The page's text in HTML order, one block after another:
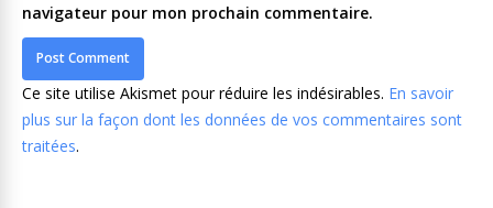
navigateur pour mon prochain commentaire.
Ce site utilise Akismet pour réduire les indésirables. En savoir
plus sur la façon dont les données de vos commentaires sont
traitées.